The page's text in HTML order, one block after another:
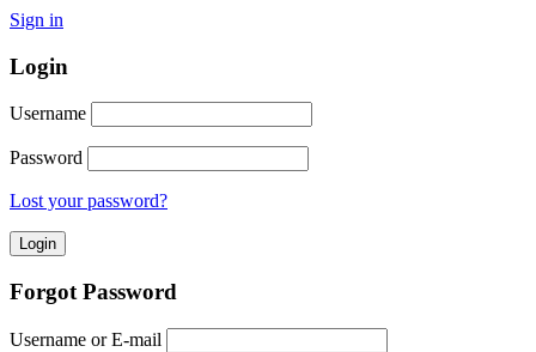
Sign in
Login
Username
Password
Lost your password?
Forgot Password
Username or E-mail